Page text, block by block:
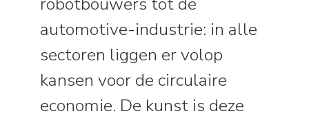
automotive-industrie: in alle
sectoren liggen er volop
kansen voor de circulaire
economie. De kunst is deze